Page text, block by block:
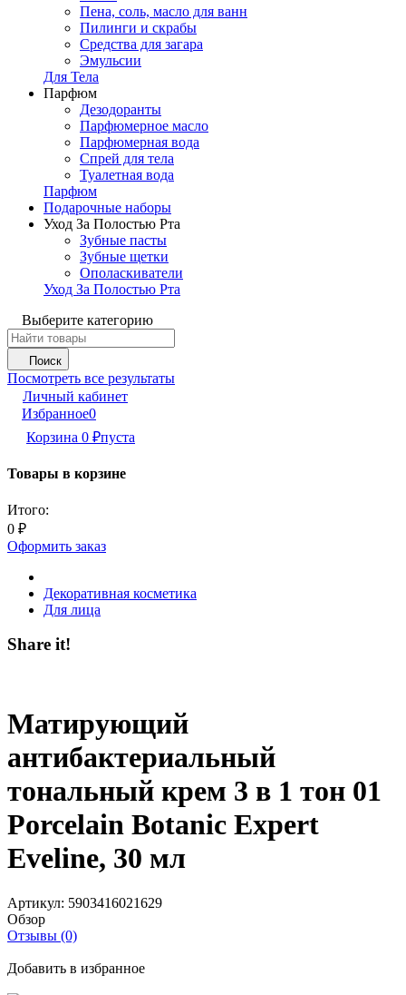
Пена, соль, масло для ванн
Пилинги и скрабы
Средства для загара
Эмульсии
Для Тела
Парфюм
Дезодоранты
Парфюмерное масло
Парфюмерная вода
Спрей для тела
Туалетная вода
Парфюм
Подарочные наборы
Уход За Полостью Рта
Зубные пасты
Зубные щетки
Ополаскиватели
Уход За Полостью Рта
Выберите категорию
Поиск
Посмотреть все результаты
Личный кабинет
Избранное0
Корзина 0 ₽пуста
Товары в корзине
Итого:
0 ₽
Оформить заказ
Декоративная косметика
Для лица
Share it!
Матирующий
антибактериальный
тональный крем 3 в 1 тон 01
Porcelain Botanic Expert
Eveline, 30 мл
Артикул: 5903416021629
Обзор
Отзывы (0)
Добавить в избранное